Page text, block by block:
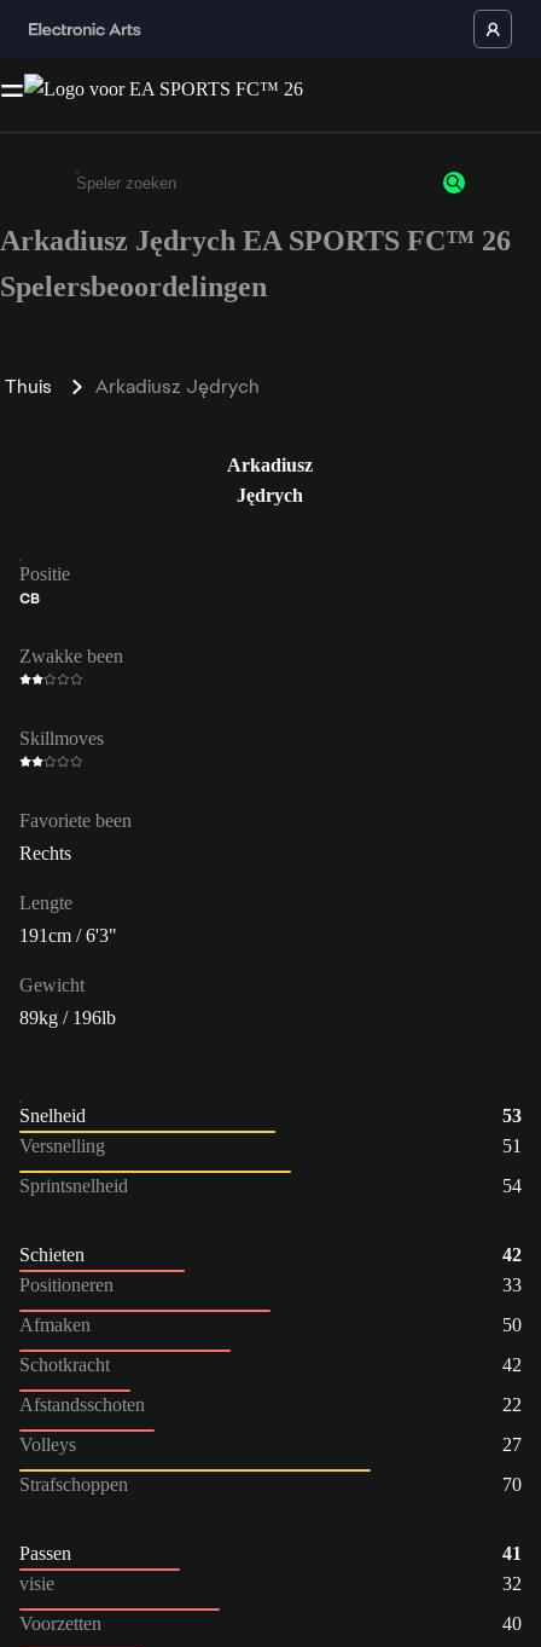
Enter a minimum of 3 characters or numbers
Arkadiusz Jędrych EA SPORTS FC™ 26
Spelersbeoordelingen
Thuis Arkadiusz Jędrych
Arkadiusz
Jędrych
Positie
CB
Zwakke been
Skillmoves
Favoriete been
Rechts
Lengte
191cm / 6'3"
Gewicht
89kg / 196lb
Snelheid
53
Versnelling
51
Sprintsnelheid
54
Schieten
42
Positioneren
33
Afmaken
50
Schotkracht
42
Afstandsschoten
22
Volleys
27
Strafschoppen
70
Passen
41
visie
32
Voorzetten
40